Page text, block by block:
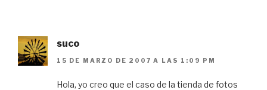
suco
15 DE MARZO DE 2007 A LAS 1:09 PM
Hola, yo creo que el caso de la tienda de fotos